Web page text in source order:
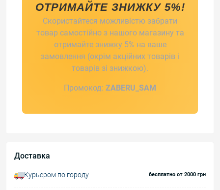
ОТРИМАЙТЕ ЗНИЖКУ 5%!
Скористайтеся можливістю забрати
товар самостійно з нашого магазину та
отримайте знижку 5% на ваше
замовлення (окрім акційних товарів і
товарів зі знижкою).
Промокод: ZABERU_SAM
Доставка
Курьером по городу бесплатно от 2000 грн